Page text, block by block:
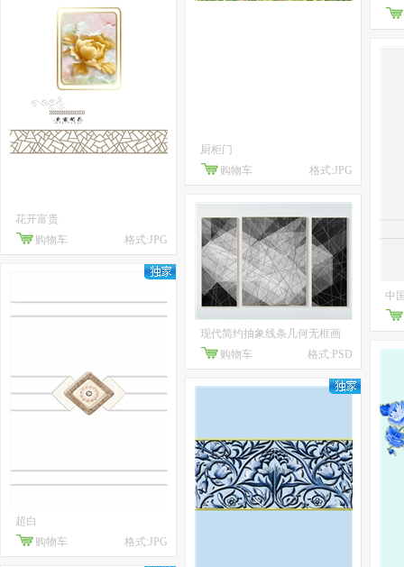
花开富贵
购物车
格式:JPG
超白
购物车
格式:JPG
厨柜门
购物车
格式:JPG
现代简约抽象线条几何无框画
购物车
格式:PSD
中